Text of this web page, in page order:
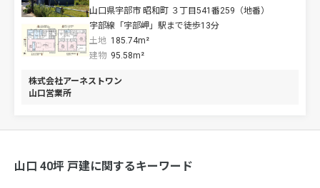
山口県宇部市 昭和町 ３丁目541番259（地番）
宇部線「宇部岬」駅まで徒歩13分
土地 185.74m²
建物 95.58m²
株式会社アーネストワン
山口営業所
山口 40坪 戸建に関するキーワード